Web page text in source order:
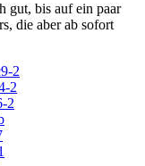
gut, bis auf ein paar
die aber ab sofort